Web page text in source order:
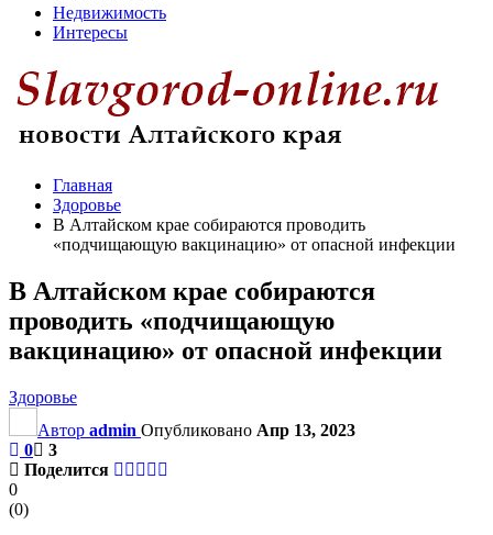
Недвижимость
Интересы
Главная
Здоровье
В Алтайском крае собираются проводить
«подчищающую вакцинацию» от опасной инфекции
В Алтайском крае собираются
проводить «подчищающую
вакцинацию» от опасной инфекции
Здоровье
Автор admin Опубликовано Апр 13, 2023
0
3
Поделится
0
(0)